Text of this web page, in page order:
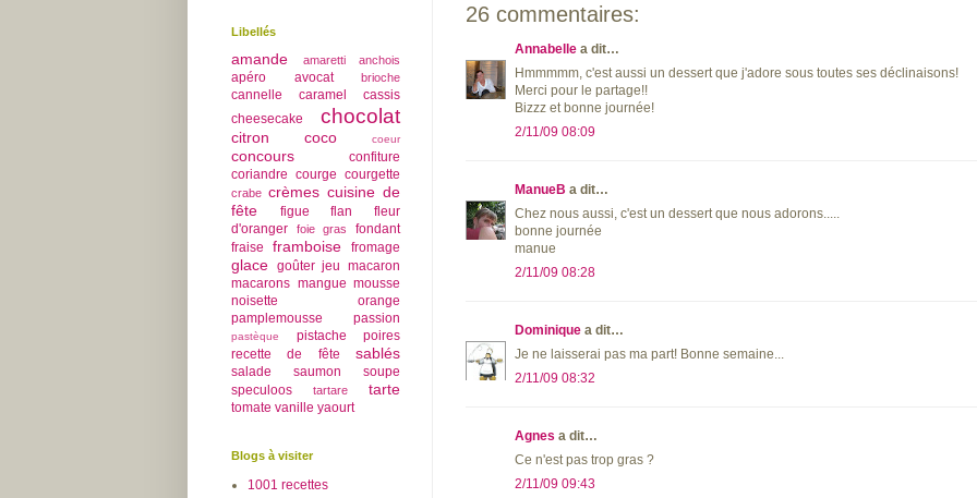
26 commentaires:
Annabelle a dit…
Hmmmmm, c'est aussi un dessert que j'adore sous toutes ses déclinaisons!
Merci pour le partage!!
Bizzz et bonne journée!
2/11/09 08:09
ManueB a dit…
Chez nous aussi, c'est un dessert que nous adorons.....
bonne journée
manue
2/11/09 08:28
Dominique a dit…
Je ne laisserai pas ma part! Bonne semaine...
2/11/09 08:32
Agnes a dit…
Ce n'est pas trop gras ?
2/11/09 09:43
Libellés
amande amaretti anchois
apéro avocat brioche
cannelle caramel
cassis
cheesecake
chocolat
citron coco coeur
concours
confiture
coriandre courge courgette
crabe crèmes cuisine de
fête
figue flan
fleur
d'oranger
foie gras
fondant
fraise
framboise fromage
glace goûter jeu macaron
macarons mangue mousse
noisette
orange
pamplemousse
passion
pastèque pistache
poires
recette de fête
sablés
salade saumon
soupe
speculoos
tartare tarte
tomate vanille yaourt
Blogs à visiter
1001 recettes